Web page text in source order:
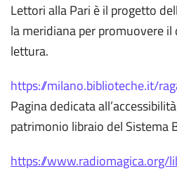
Lettori alla Pari è il progetto
la meridiana per promuovere
lettura.
https://milano.biblioteche.it/
Pagina dedicata
patrimonio libraio del Sistema
https://